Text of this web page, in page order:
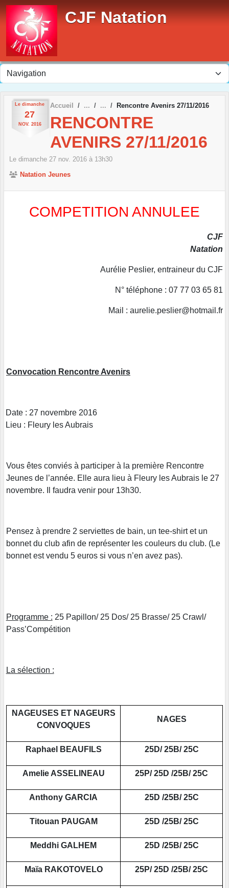
CJF Natation
Le dimanche
27
NOV. 2016
Accueil Rencontre Avenirs 27/11/2016
RENCONTRE
AVENIRS 27/11/2016
Le dimanche 27 nov. 2016 à 13h30
Natation Jeunes
COMPETITION ANNULEE
CJF
Natation
Aurélie Peslier, entraineur du CJF
N° téléphone : 07 77 03 65 81
Mail : aurelie.peslier@hotmail.fr
Convocation Rencontre Avenirs
Date : 27 novembre 2016
Lieu : Fleury les Aubrais
Vous êtes conviés à participer à la première Rencontre
Jeunes de l’année. Elle aura lieu à Fleury les Aubrais le 27
novembre. Il faudra venir pour 13h30.
Pensez à prendre 2 serviettes de bain, un tee-shirt et un
bonnet du club afin de représenter les couleurs du club. (Le
bonnet est vendu 5 euros si vous n’en avez pas).
Programme : 25 Papillon/ 25 Dos/ 25 Brasse/ 25 Crawl/
Pass’Compétition
La sélection :
NAGEUSES ET NAGEURS
CONVOQUES
NAGES
Raphael BEAUFILS 25D/ 25B/ 25C
Amelie ASSELINEAU 25P/ 25D /25B/ 25C
Anthony GARCIA 25D /25B/ 25C
Titouan PAUGAM 25D /25B/ 25C
Meddhi GALHEM 25D /25B/ 25C
Maïa RAKOTOVELO 25P/ 25D /25B/ 25C
Panneau de gestion des cookies